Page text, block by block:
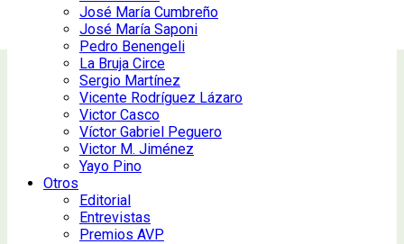
José María Cumbreño
José María Saponi
Pedro Benengeli
La Bruja Circe
Sergio Martínez
Vicente Rodríguez Lázaro
Victor Casco
Víctor Gabriel Peguero
Victor M. Jiménez
Yayo Pino
Otros
Editorial
Entrevistas
Premios AVP